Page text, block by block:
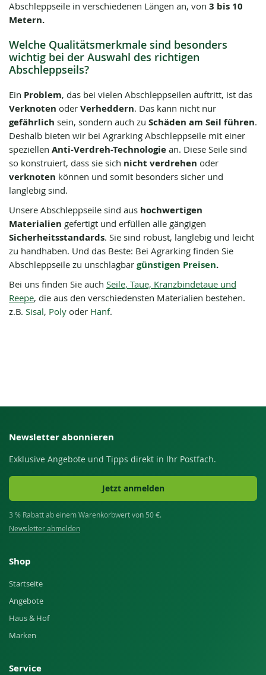
Abschleppseile in verschiedenen Längen an, von 3 bis 10
Metern.
Welche Qualitätsmerkmale sind besonders
wichtig bei der Auswahl des richtigen
Abschleppseils?
Ein Problem, das bei vielen Abschleppseilen auftritt, ist das
Verknoten oder Verheddern. Das kann nicht nur
gefährlich sein, sondern auch zu Schäden am Seil führen.
Deshalb bieten wir bei Agrarking Abschleppseile mit einer
speziellen Anti-Verdreh-Technologie an. Diese Seile sind
so konstruiert, dass sie sich nicht verdrehen oder
verknoten können und somit besonders sicher und
langlebig sind.
Unsere Abschleppseile sind aus hochwertigen
Materialien gefertigt und erfüllen alle gängigen
Sicherheitsstandards. Sie sind robust, langlebig und leicht
zu handhaben. Und das Beste: Bei Agrarking finden Sie
Abschleppseile zu unschlagbar günstigen Preisen.
Bei uns finden Sie auch Seile, Taue, Kranzbindetaue und
Reepe, die aus den verschiedensten Materialien bestehen.
z.B. Sisal, Poly oder Hanf.
Newsletter abonnieren
Exklusive Angebote und Tipps direkt in Ihr Postfach.
Jetzt anmelden
3 % Rabatt ab einem Warenkorbwert von 50 €.
Newsletter abmelden
Shop
Startseite
Angebote
Haus & Hof
Marken
Service